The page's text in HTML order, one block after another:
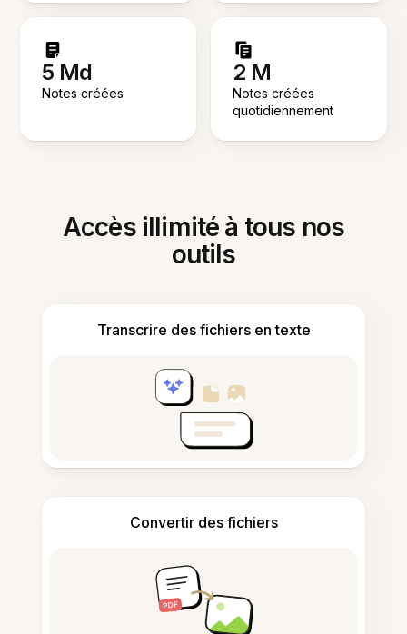
5 Md
Notes créées
2 M
Notes créées
quotidiennement
Accès illimité à tous nos
outils
Transcrire des fichiers en texte
Convertir des fichiers